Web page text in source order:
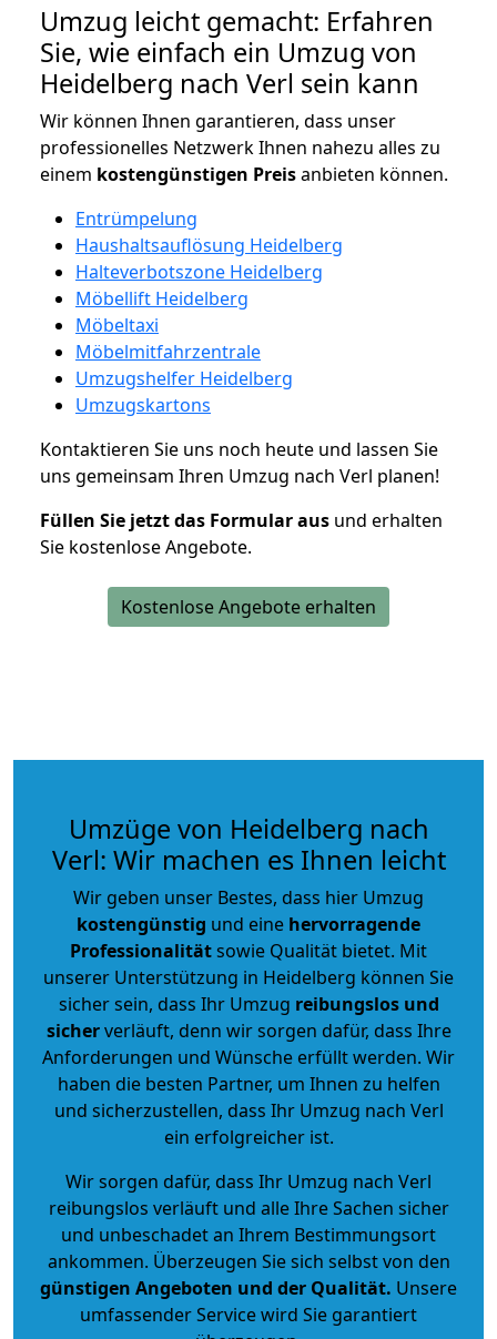
Umzug leicht gemacht: Erfahren
Sie, wie einfach ein Umzug von
Heidelberg nach Verl sein kann
Wir können Ihnen garantieren, dass unser
professionelles Netzwerk Ihnen nahezu alles zu
einem kostengünstigen Preisanbieten können.
Entrümpelung
Haushaltsauflösung Heidelberg
Halteverbotszone Heidelberg
Möbellift Heidelberg
Möbeltaxi
Möbelmitfahrzentrale
Umzugshelfer Heidelberg
Umzugskartons
Kontaktieren Sie uns noch heute und lassen Sie
uns gemeinsam Ihren Umzug nach Verl planen!
Füllen Sie jetzt das Formular aus und erhalten
Sie kostenlose Angebote.
Kostenlose Angebote erhalten
Umzüge von Heidelberg nach
Verl: Wir machen es Ihnen leicht
Wir geben unser Bestes, dass hier Umzug
kostengünstig und eine hervorragende
Professionalitätsowie Qualität bietet. Mit
unserer Unterstützung in Heidelberg können Sie
sicher sein, dass Ihr Umzug reibungslos und
sicherverläuft, denn wir sorgen dafür, dass Ihre
Anforderungen und Wünsche erfüllt werden. Wir
haben die besten Partner, um Ihnen zu helfen
und sicherzustellen, dass Ihr Umzug nach Verl
ein erfolgreicher ist.
Wir sorgen dafür, dass Ihr Umzug nach Verl
reibungslos verläuft und alle Ihre Sachen sicher
und unbeschadet an Ihrem Bestimmungsort
ankommen. Überzeugen Sie sich selbst von den
günstigen Angeboten und der Qualität. Unsere
umfassender Service wird Sie garantiert